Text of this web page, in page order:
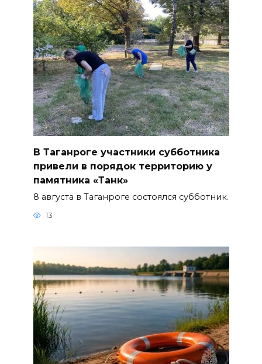
В Таганроге участники субботника
привели в порядок территорию у
памятника «Танк»
8 августа в Таганроге состоялся субботник.
13